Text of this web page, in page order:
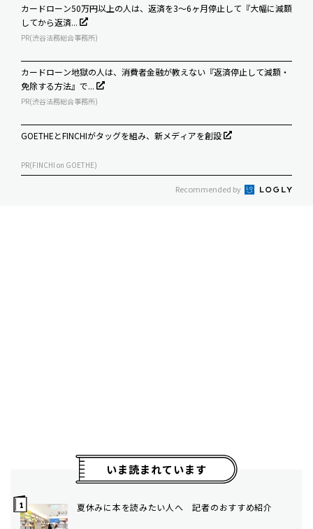
カードローン50万円以上の人は、返済を3～6ヶ月停止して『大幅に減額
してから返済...
PR(渋谷法務総合事務所)
カードローン地獄の人は、消費者金融が教えない『返済停止して減額・
免除する方法』で...
PR(渋谷法務総合事務所)
GOETHEとFINCHIがタッグを組み、新メディアを創設
PR(FINCHI on GOETHE)
Recommended by
いま読まれています
夏休みに本を読みたい人へ 記者のおすすめ紹介